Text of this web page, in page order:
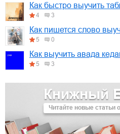
Книжный
Читайте новые статьи
Как быстро выучить
4 3
Как пишется слово
5 0
Как выучить авада
5 3